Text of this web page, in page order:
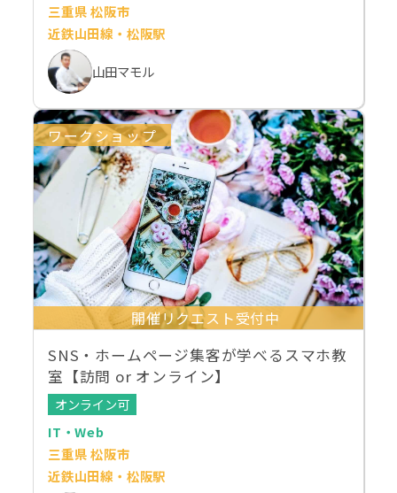
三重県 松阪市
近鉄山田線・松阪駅
山田マモル
ワークショップ
開催リクエスト受付中
SNS・ホームページ集客が学べるスマホ教
室【訪問 or オンライン】
オンライン可
IT・Web
三重県 松阪市
近鉄山田線・松阪駅